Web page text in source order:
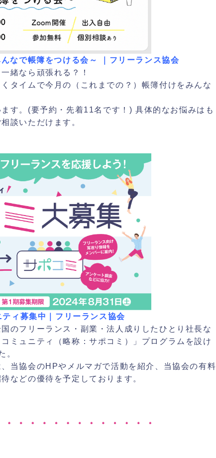
なで帳簿をつける会～ ｜フリーランス協会
緒なら頑張れる？！
タイムで今月の（これまでの？）帳簿付けをみんな
す。(要予約・先着11名です！) 具体的なお悩みはも
談いただけます。
ィ募集中｜フリーランス協会
のフリーランス・副業・法人成りしたひとり社長な
ミュニティ（略称：サポコミ）」プログラムを設け
。
当協会のHPやメルマガで活動を紹介、当協会の有料
などの優待を予定しております。